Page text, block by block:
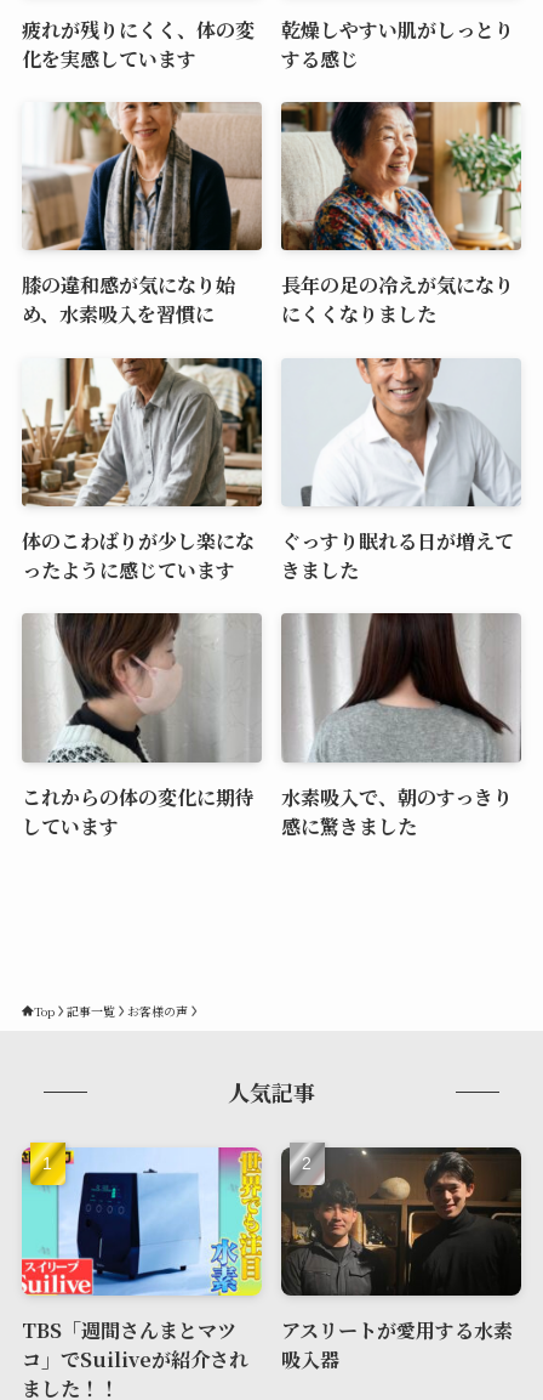
疲れが残りにくく、体の変
化を実感しています
乾燥しやすい肌がしっとり
する感じ
膝の違和感が気になり始
め、水素吸入を習慣に
長年の足の冷えが気になり
にくくなりました
体のこわばりが少し楽にな
ったように感じています
ぐっすり眠れる日が増えて
きました
これからの体の変化に期待
しています
水素吸入で、朝のすっきり
感に驚きました
Top 記事一覧 お客様の声
人気記事
TBS「週間さんまとマツ
コ」でSuiliveが紹介され
ました！！
アスリートが愛用する水素
吸入器